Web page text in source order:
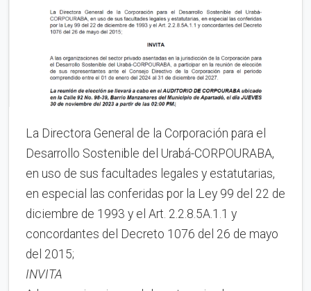
La Directora General de la Corporación para el
Desarrollo Sostenible del Urabá-CORPOURABA,
en uso de sus facultades legales y estatutarias,
en especial las conferidas por la Ley 99 del 22 de
diciembre de 1993 y el Art. 2.2.8.5A.1.1 y
concordantes del Decreto 1076 del 26 de mayo
del 2015;
INVITA